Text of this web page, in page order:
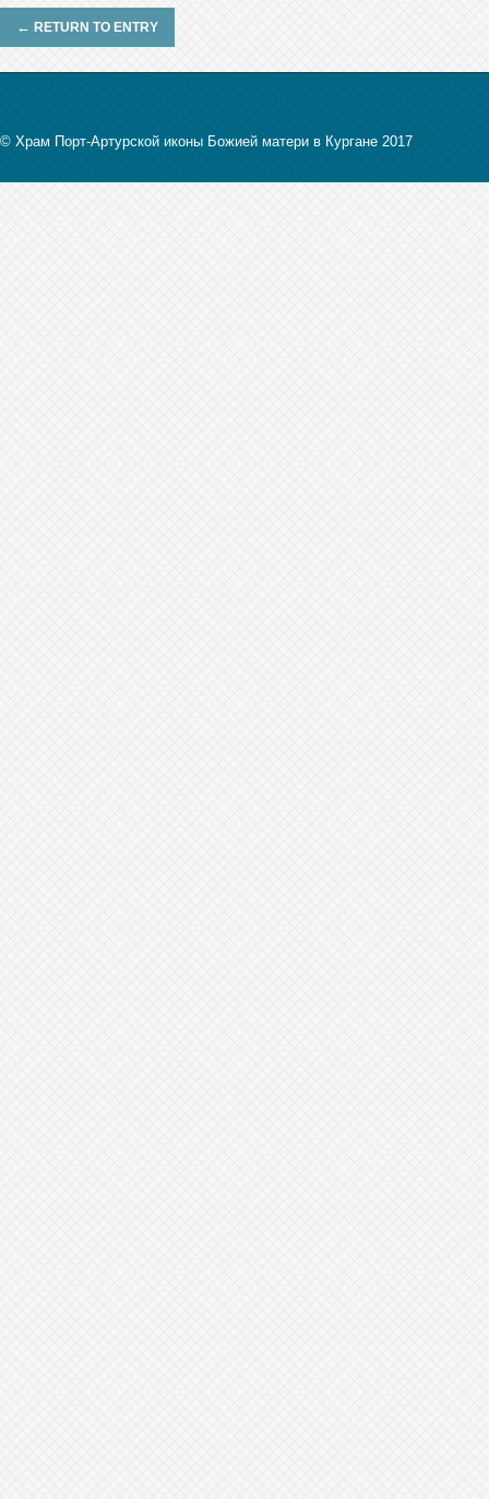
← RETURN TO ENTRY
© Храм Порт-Артурской иконы Божией матери в Кургане 2017